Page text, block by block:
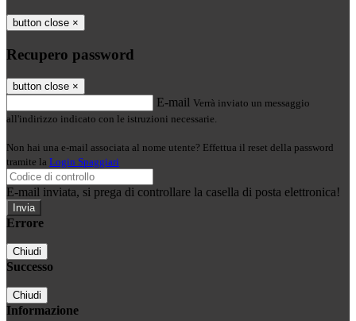
button close ×
Recupero password
button close ×
E-mail Verrà inviato un messaggio
all'indirizzo indicato con le istruzioni necessarie.
Non hai una e-mail associata al nome utente? Effettua il reset della password
tramite la Login Spaggiari
E-mail inviata, si prega di controllare la casella di posta elettronica!
Errore
Chiudi
Successo
Chiudi
Informazione